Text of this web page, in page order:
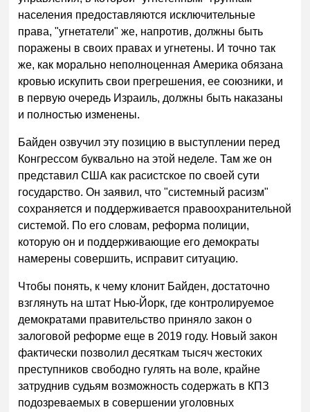
населения предоставляются исключительные
права, "угнетатели" же, напротив, должны быть
поражены в своих правах и угнетены. И точно так
же, как морально неполноценная Америка обязана
кровью искупить свои прегрешения, ее союзники, и
в первую очередь Израиль, должны быть наказаны
и полностью изменены.
Байден озвучил эту позицию в выступлении перед
Конгрессом буквально на этой неделе. Там же он
представил США как расистское по своей сути
государство. Он заявил, что "системный расизм"
сохраняется и поддерживается правоохранительной
системой. По его словам, реформа полиции,
которую он и поддерживающие его демократы
намерены совершить, исправит ситуацию.
Чтобы понять, к чему клонит Байден, достаточно
взглянуть на штат Нью-Йорк, где контролируемое
демократами правительство приняло закон о
залоговой реформе еще в 2019 году. Новый закон
фактически позволил десяткам тысяч жестоких
преступников свободно гулять на воле, крайне
затруднив судьям возможность содержать в КПЗ
подозреваемых в совершении уголовных